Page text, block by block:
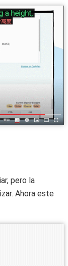
pero la
Ahora este